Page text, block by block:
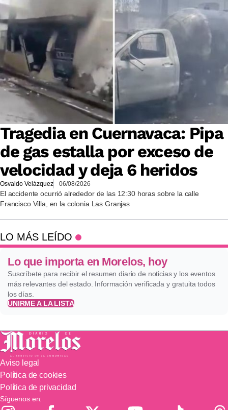
Tragedia en Cuernavaca: Pipa
de gas estalla por exceso de
velocidad y deja 6 heridos
Osvaldo Velázquez 06/08/2026
El accidente ocurrió alrededor de las 12:30 horas sobre la calle
Francisco Villa, en la colonia Las Granjas
LO MÁS LEÍDO
Lo que importa en Morelos, hoy
Suscríbete para recibir el resumen diario de noticias y los eventos
más relevantes del estado. Información verificada y gratuita todos
los días.
UNIRME A LA LISTA
Aviso legal
Política de cookies
Política de privacidad
Síguenos en: